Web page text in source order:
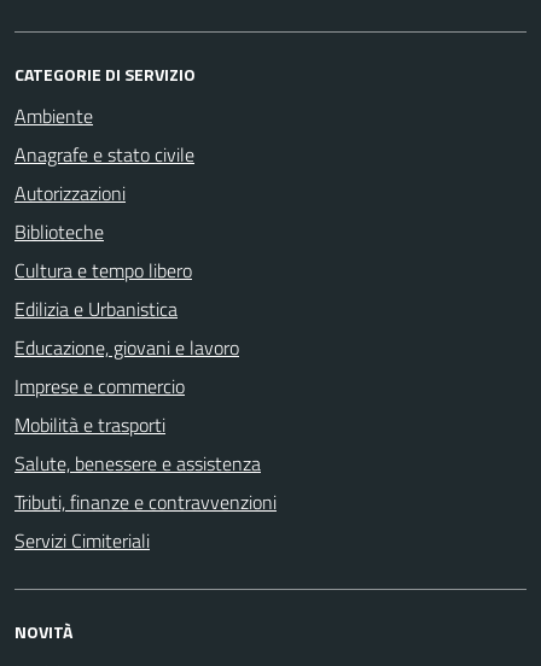
CATEGORIE DI SERVIZIO
Ambiente
Anagrafe e stato civile
Autorizzazioni
Biblioteche
Cultura e tempo libero
Edilizia e Urbanistica
Educazione, giovani e lavoro
Imprese e commercio
Mobilità e trasporti
Salute, benessere e assistenza
Tributi, finanze e contravvenzioni
Servizi Cimiteriali
NOVITÀ